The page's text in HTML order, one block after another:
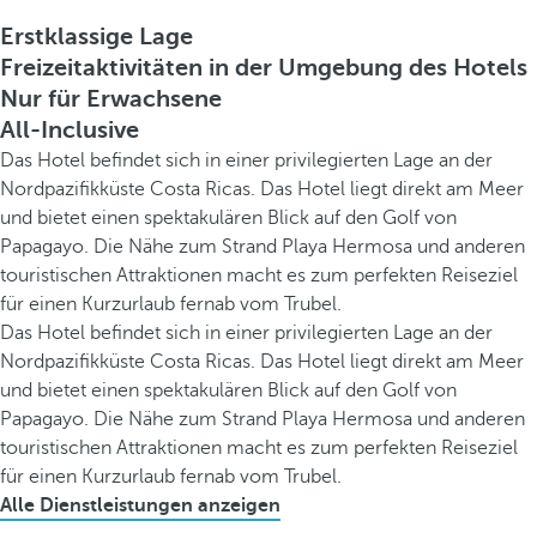
Erstklassige Lage
Freizeitaktivitäten in der Umgebung des Hotels
Nur für Erwachsene
All-Inclusive
Das Hotel befindet sich in einer privilegierten Lage an der
Nordpazifikküste Costa Ricas. Das Hotel liegt direkt am Meer
und bietet einen spektakulären Blick auf den Golf von
Papagayo. Die Nähe zum Strand Playa Hermosa und anderen
touristischen Attraktionen macht es zum perfekten Reiseziel
für einen Kurzurlaub fernab vom Trubel.
Das Hotel befindet sich in einer privilegierten Lage an der
Nordpazifikküste Costa Ricas. Das Hotel liegt direkt am Meer
und bietet einen spektakulären Blick auf den Golf von
Papagayo. Die Nähe zum Strand Playa Hermosa und anderen
touristischen Attraktionen macht es zum perfekten Reiseziel
für einen Kurzurlaub fernab vom Trubel.
Alle Dienstleistungen anzeigen